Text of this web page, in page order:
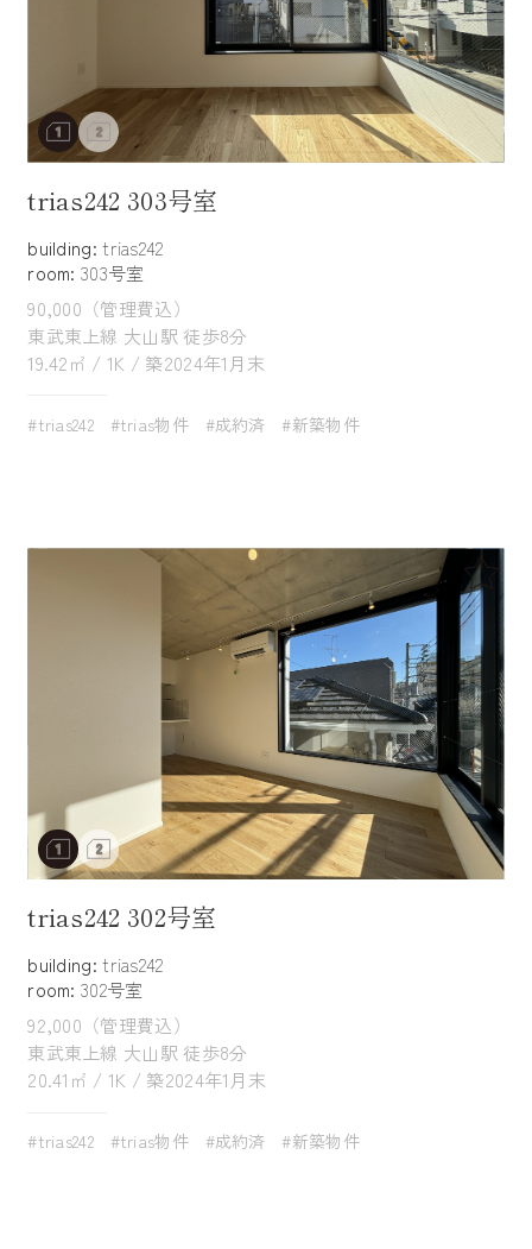
trias242 303号室
building: trias242
room: 303号室
90,000（管理費込）
東武東上線 大山駅 徒歩8分
19.42㎡ / 1K / 築2024年1月末
#trias242 #trias物件 #成約済 #新築物件
trias242 302号室
building: trias242
room: 302号室
92,000（管理費込）
東武東上線 大山駅 徒歩8分
20.41㎡ / 1K / 築2024年1月末
#trias242 #trias物件 #成約済 #新築物件